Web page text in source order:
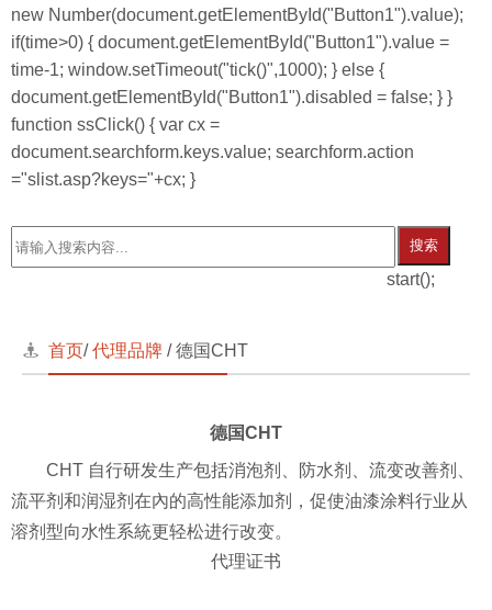
new Number(document.getElementById("Button1").value);
if(time>0) { document.getElementById("Button1").value =
time-1; window.setTimeout("tick()",1000); } else {
document.getElementById("Button1").disabled = false; } }
function ssClick() { var cx =
document.searchform.keys.value; searchform.action
="slist.asp?keys="+cx; }
搜索
start();
首页/代理品牌 / 德国CHT
德国CHT
CHT 自行研发生产包括消泡剂、防水剂、流变改善剂、
流平剂和润湿剂在內的高性能添加剂，促使油漆涂料行业从
溶剂型向水性系統更轻松进行改变。
代理证书